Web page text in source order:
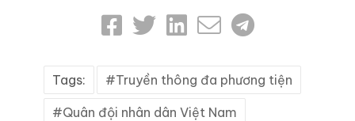
Tags: Truyền thông đa phương tiện
Quân đội nhân dân Việt Nam